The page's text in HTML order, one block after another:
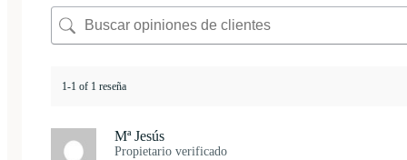
1-1 of 1 reseña
Mª Jesús
Propietario verificado